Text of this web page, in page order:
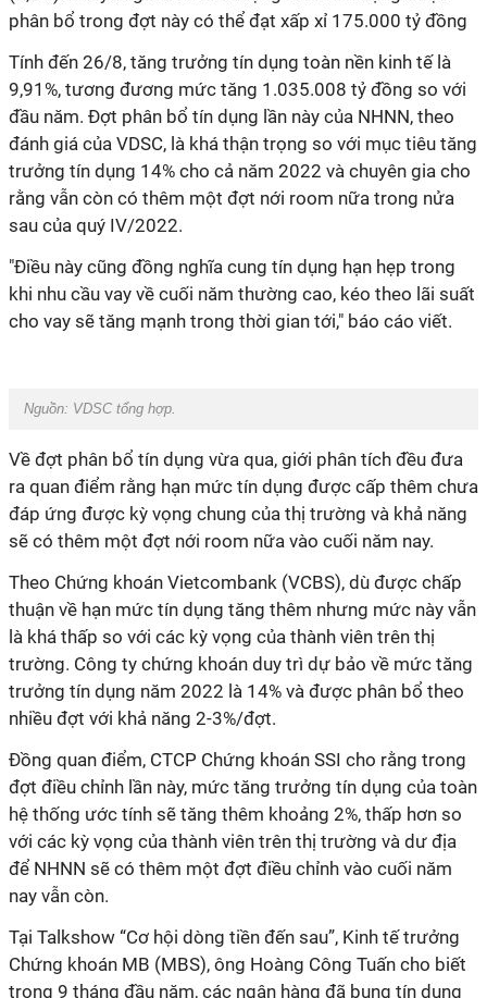
phân bổ trong đợt này có thể đạt xấp xỉ 175.000 tỷ đồng
Tính đến 26/8, tăng trưởng tín dụng toàn nền kinh tế là
9,91%, tương đương mức tăng 1.035.008 tỷ đồng so với
đầu năm. Đợt phân bổ tín dụng lần này của NHNN, theo
đánh giá của VDSC, là khá thận trọng so với mục tiêu tăng
trưởng tín dụng 14% cho cả năm 2022 và chuyên gia cho
rằng vẫn còn có thêm một đợt nới room nữa trong nửa
sau của quý IV/2022.
"Điều này cũng đồng nghĩa cung tín dụng hạn hẹp trong
khi nhu cầu vay về cuối năm thường cao, kéo theo lãi suất
cho vay sẽ tăng mạnh trong thời gian tới," báo cáo viết.
Nguồn: VDSC tổng hợp.
Về đợt phân bổ tín dụng vừa qua, giới phân tích đều đưa
ra quan điểm rằng hạn mức tín dụng được cấp thêm chưa
đáp ứng được kỳ vọng chung của thị trường và khả năng
sẽ có thêm một đợt nới room nữa vào cuối năm nay.
Theo Chứng khoán Vietcombank (VCBS), dù được chấp
thuận về hạn mức tín dụng tăng thêm nhưng mức này vẫn
là khá thấp so với các kỳ vọng của thành viên trên thị
trường. Công ty chứng khoán duy trì dự bảo về mức tăng
trưởng tín dụng năm 2022 là 14% và được phân bổ theo
nhiều đợt với khả năng 2-3%/đợt.
Đồng quan điểm, CTCP Chứng khoán SSI cho rằng trong
đợt điều chỉnh lần này, mức tăng trưởng tín dụng của toàn
hệ thống ước tính sẽ tăng thêm khoảng 2%, thấp hơn so
với các kỳ vọng của thành viên trên thị trường và dư địa
để NHNN sẽ có thêm một đợt điều chỉnh vào cuối năm
nay vẫn còn.
Tại Talkshow “Cơ hội dòng tiền đến sau”, Kinh tế trưởng
Chứng khoán MB (MBS), ông Hoàng Công Tuấn cho biết
trong 9 tháng đầu năm, các ngân hàng đã bung tín dụng